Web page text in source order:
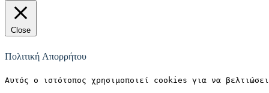
Close
Πολιτική Απορρήτου
Αυτός ο ιστότοπος χρησιμοποιεί cookies για να